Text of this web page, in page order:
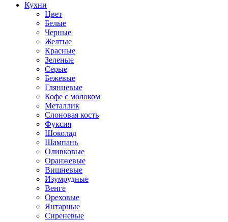
Кухни
Цвет
Белые
Черные
Желтые
Красные
Зеленые
Серые
Бежевые
Глянцевые
Кофе с молоком
Металлик
Слоновая кость
Фуксия
Шоколад
Шампань
Оливковые
Оранжевые
Вишневые
Изумрудные
Венге
Ореховые
Янтарные
Сиреневые